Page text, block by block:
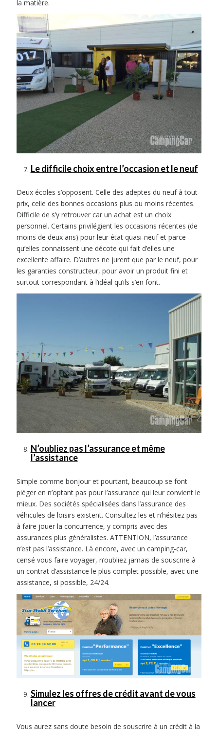
la matière.
Le difficile choix entre l’occasion et le neuf
Deux écoles s’opposent. Celle des adeptes du neuf à tout
prix, celle des bonnes occasions plus ou moins récentes.
Difficile de s’y retrouver car un achat est un choix
personnel. Certains privilégient les occasions récentes (de
moins de deux ans) pour leur état quasi-neuf et parce
qu’elles connaissent une décote qui fait d’elles une
excellente affaire. D’autres ne jurent que par le neuf, pour
les garanties constructeur, pour avoir un produit fini et
surtout correspondant à l’idéal qu’ils s’en font.
N’oubliez pas l’assurance et même
l’assistance
Simple comme bonjour et pourtant, beaucoup se font
piéger en n’optant pas pour l’assurance qui leur convient le
mieux. Des sociétés spécialisées dans l’assurance des
véhicules de loisirs existent. Consultez les et n’hésitez pas
à faire jouer la concurrence, y compris avec des
assurances plus généralistes. ATTENTION, l’assurance
n’est pas l’assistance. Là encore, avec un camping-car,
censé vous faire voyager, n’oubliez jamais de souscrire à
un contrat d’assistance le plus complet possible, avec une
assistance, si possible, 24/24.
Simulez les offres de crédit avant de vous
lancer
Vous aurez sans doute besoin de souscrire à un crédit à la